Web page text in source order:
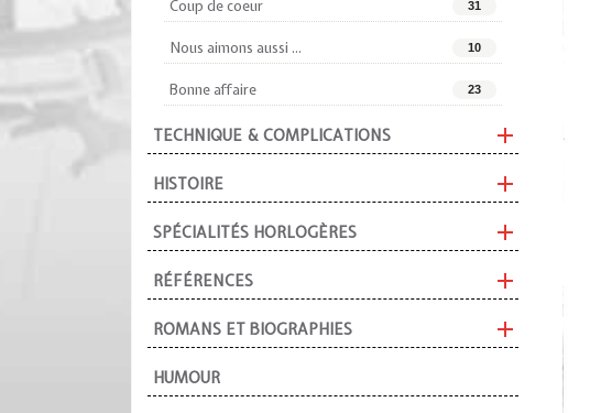
Coup de coeur 31
Nous aimons aussi ... 10
Bonne affaire 23
TECHNIQUE & COMPLICATIONS
HISTOIRE
SPÉCIALITÉS HORLOGÈRES
RÉFÉRENCES
ROMANS ET BIOGRAPHIES
HUMOUR